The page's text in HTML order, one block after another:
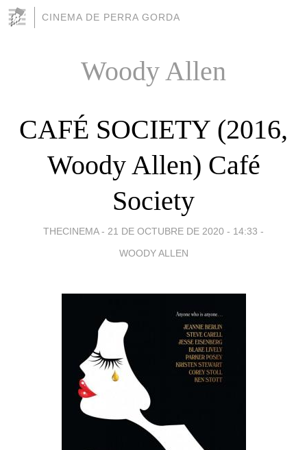
CINEMA DE PERRA GORDA
Woody Allen
CAFÉ SOCIETY (2016,
Woody Allen) Café
Society
THECINEMA - 21 DE OCTUBRE DE 2020 - 14:33 -
WOODY ALLEN